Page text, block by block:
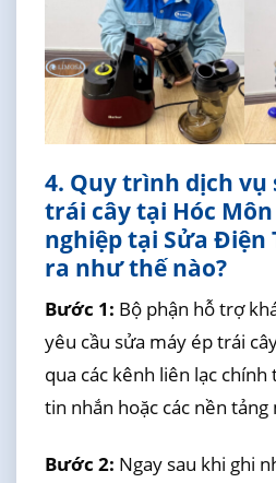
4. Quy trình dịch vụ
trái cây tại Hóc
nghiệp tại Sửa Điện
ra như thế nào?
Bước 1: Bộ phận hỗ trợ
yêu cầu sửa máy ép trái
qua các kênh liên lạc
tin nhắn hoặc các nền tảng
Bước 2: Ngay sau khi ghi